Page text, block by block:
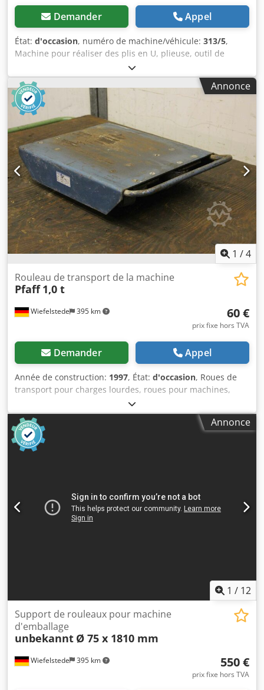
Demander Appel
État: d'occasion, numéro de machine/véhicule: 313/5,
Machine pour réaliser des plis en U, plieuse, outil de
pliage, machine pour fermer les plis, outil de formage de
plis, machine à plier les tôles, machine à profiler -
Rouleaux : 20 -Entretoises : 14 -Modèles : divers -Alésage :
Ø 28 mm -Prix : complet Chjdod R N Icspfx Am Aea -Poids :
21,4 kg
Annonce
1 /4
Wiefelstede 395 km
Rouleau de transport de la machine
Pfaff 1,0 t
60 €
prix fixe hors TVA
Demander Appel
Année de construction: 1997, État: d'occasion, Roues de
transport pour charges lourdes, roues pour machines,
chariots de transport, chariots pour charges lourdes, roues
à palier, roues de transport pour machines Chsdsfu I
Rgopfx Am Aea - Capacité de charge : 1000 kg - Type :
4567005 - Dimensions : 500/340/H105 mm - Poids : 17 kg -
Un seul exemplaire disponible.
Annonce
1 / 12
Wiefelstede 395 km
Support de rouleaux pour machine
d'emballage
unbekannt Ø 75 x 1810 mm
550 €
prix fixe hors TVA